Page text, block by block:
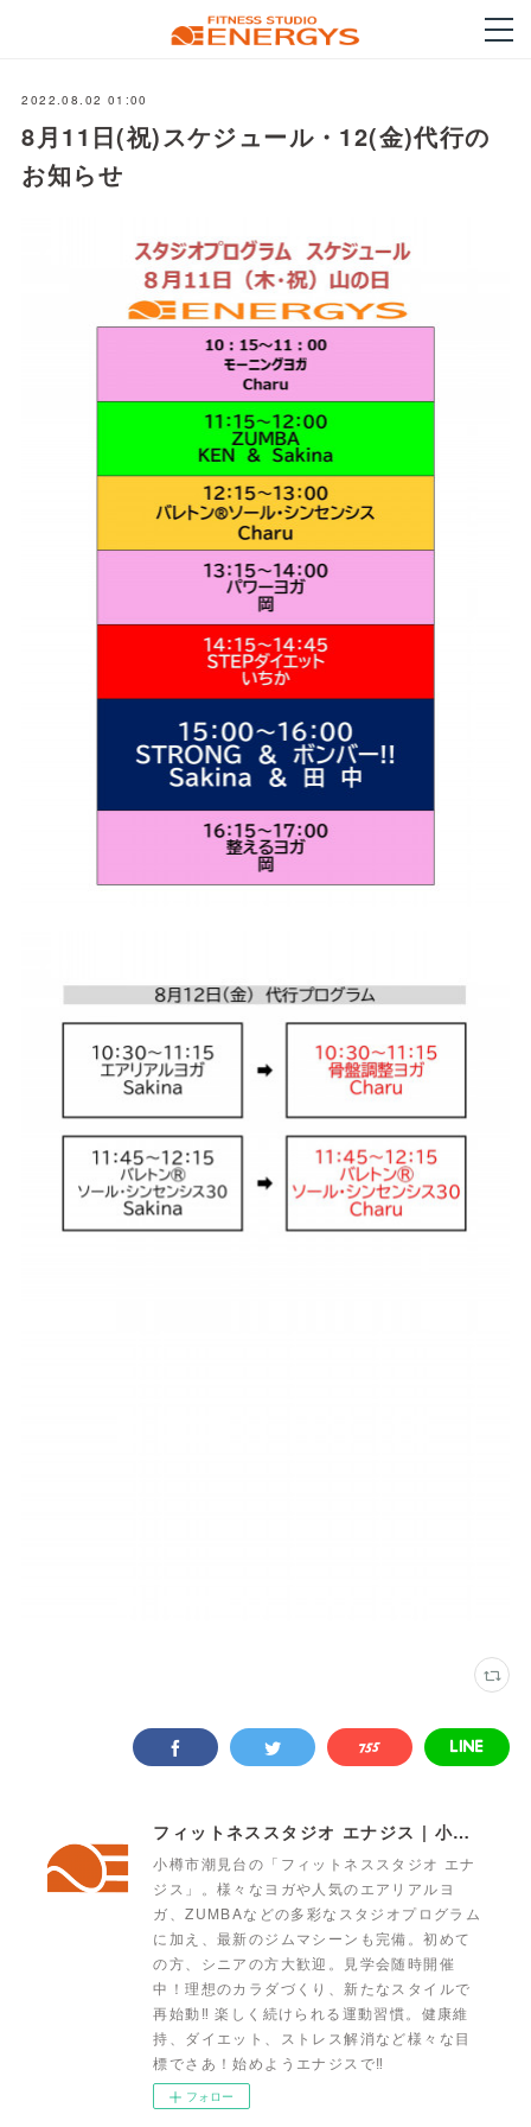
2022.08.02 01:00
8月11日(祝)スケジュール・12(金)代行の
お知らせ
フィットネススタジオ エナジス | 小樽・スポーツクラブ・ENERGYS
小樽市潮見台の「フィットネススタジオ エナ
ジス」。様々なヨガや人気のエアリアルヨ
ガ、ZUMBAなどの多彩なスタジオプログラム
に加え、最新のジムマシーンも完備。初めて
の方、シニアの方大歓迎。見学会随時開催
中！理想のカラダづくり、新たなスタイルで
再始動‼ 楽しく続けられる運動習慣。健康維
持、ダイエット、ストレス解消など様々な目
標でさあ！始めようエナジスで‼
フォロー